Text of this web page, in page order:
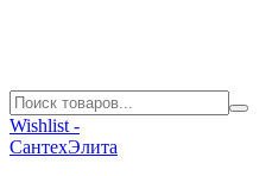
Wishlist -
СантехЭлита